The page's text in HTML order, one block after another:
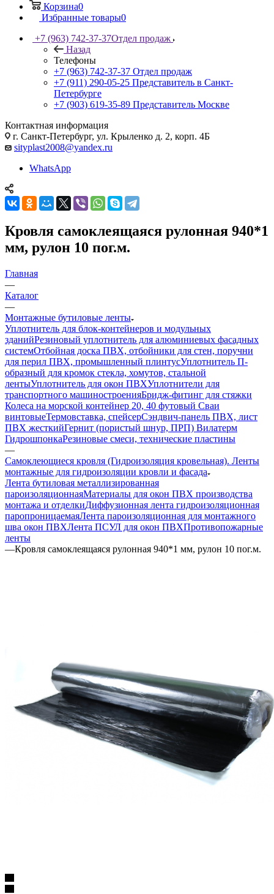
Корзина0
Избранные товары0
+7 (963) 742-37-37Отдел продаж
Назад
Телефоны
+7 (963) 742-37-37 Отдел продаж
+7 (911) 290-05-25 Представитель в Санкт-
Петербурге
+7 (903) 619-35-89 Представитель Москве
Контактная информация
г. Санкт-Петербург, ул. Крыленко д. 2, корп. 4Б
sityplast2008@yandex.ru
WhatsApp
Кровля самоклеящаяся рулонная 940*1
мм, рулон 10 пог.м.
Главная
—
Каталог
—
Монтажные бутиловые ленты
Уплотнитель для блок-контейнеров и модульных
зданийРезиновый уплотнитель для алюминиевых фасадных
системОтбойная доска ПВХ, отбойники для стен, поручни
для перил ПВХ, промышленный плинтусУплотнитель П-
образный для кромок стекла, хомутов, стальной
лентыУплотнитель для окон ПВХУплотнители для
транспортного машиностроенияБридж-фитинг для стяжки
Колеса на морской контейнер 20, 40 футовый Сваи
винтовыеТермовставка, спейсерСэндвич-панель ПВХ, лист
ПВХ жесткийГернит (пористый шнур, ПРП) Вилатерм
ГидрошпонкаРезиновые смеси, технические пластины
—
Самоклеющиеся кровля (Гидроизоляция кровельная). Ленты
монтажные для гидроизоляции кровли и фасада
Лента бутиловая металлизированная
пароизоляционнаяМатериалы для окон ПВХ производства
монтажа и отделкиДиффузионная лента гидроизоляционная
паропроницаемаяЛента пароизоляционная для монтажного
шва окон ПВХЛента ПСУЛ для окон ПВХПротивопожарные
ленты
—Кровля самоклеящаяся рулонная 940*1 мм, рулон 10 пог.м.